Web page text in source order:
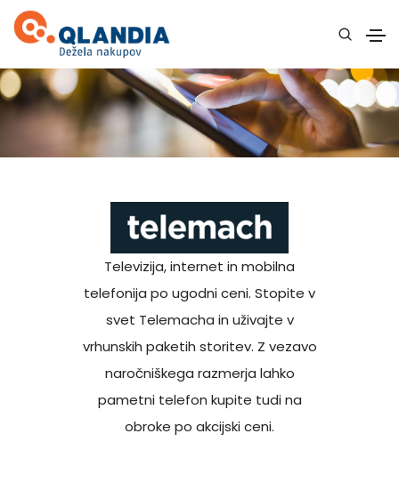
Televizija, internet in mobilna
telefonija po ugodni ceni. Stopite v
svet Telemacha in uživajte v
vrhunskih paketih storitev. Z vezavo
naročniškega razmerja lahko
pametni telefon kupite tudi na
obroke po akcijski ceni.